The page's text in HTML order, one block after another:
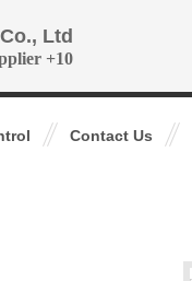
Ltd
10+ years China Quality Supplier
Contact Us